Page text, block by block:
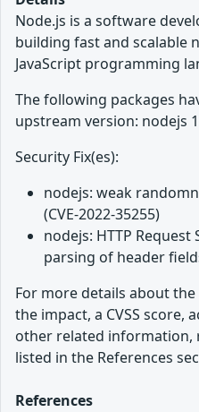
Node.js is a software
building fast and scalable
JavaScript programming
The following packages
upstream version: nodejs
Security Fix(es):
nodejs: weak
(CVE-2022-35255)
nodejs: HTTP
parsing of header
For more details about
the impact, a CVSS score,
other related information,
listed in the References
References